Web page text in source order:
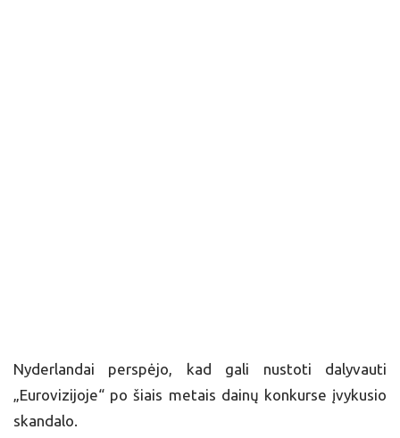
Nyderlandai perspėjo, kad gali nustoti dalyvauti
„Eurovizijoje“ po šiais metais dainų konkurse įvykusio
skandalo.